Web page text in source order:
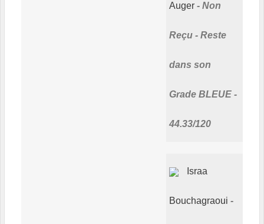
Auger Non
Reçu - Reste
dans son
Grade BLEUE -
44.33/120
Israa
Bouchagraoui